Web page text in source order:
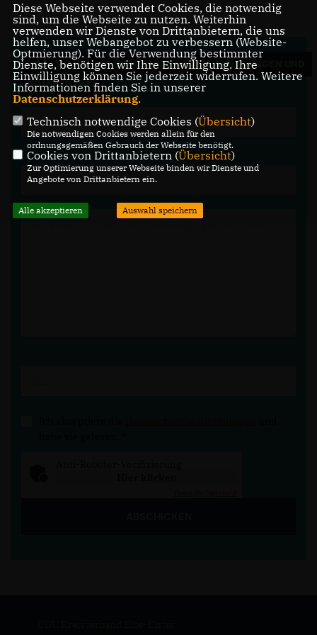
WIR FREUEN UNS ÜBER IHRE FRAGEN, ANREGUNGEN UND
KOMMENTARE.
Diese Webseite verwendet Cookies, die notwendig
sind, um die Webseite zu nutzen. Weiterhin
verwenden wir Dienste von Drittanbietern, die uns
helfen, unser Webangebot zu verbessern (Website-
Optmierung). Für die Verwendung bestimmter
Dienste, benötigen wir Ihre Einwilligung. Ihre
Einwilligung können Sie jederzeit widerrufen. Weitere
Informationen finden Sie in unserer
Datenschutzerklärung.
Technisch notwendige Cookies (Übersicht)
Die notwendigen Cookies werden allein für den
ordnungsgemäßen Gebrauch der Webseite benötigt.
Cookies von Drittanbietern (Übersicht)
Zur Optimierung unserer Webseite binden wir Dienste und
Angebote von Drittanbietern ein.
Alle akzeptieren Auswahl speichern